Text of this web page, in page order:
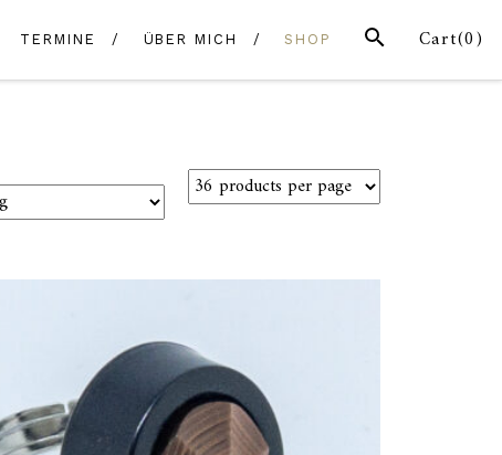
Cart(0)
SEARCH
TERMINE ÜBER MICH SHOP